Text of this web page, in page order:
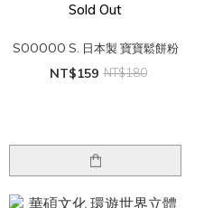
Sold Out
SOOOOO S. 日本製 寶寶鬆餅粉
NT$159 NT$180